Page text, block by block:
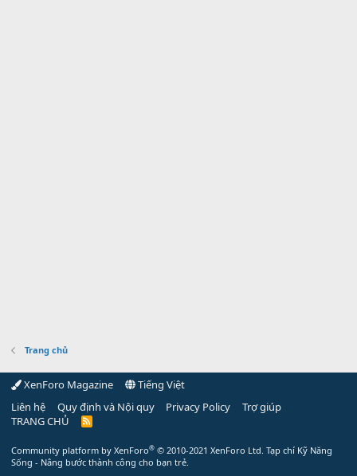
Trang chủ
XenForo Magazine
Tiếng Việt
Liên hệ
Quy định và Nội quy Privacy Policy
Trợ giúp
TRANG CHỦ
R
Community platform by XenForo® © 2010-2021 XenForo Ltd. Tạp chí Kỹ Năng
Sống - Nâng bước thành công cho bạn trẻ.